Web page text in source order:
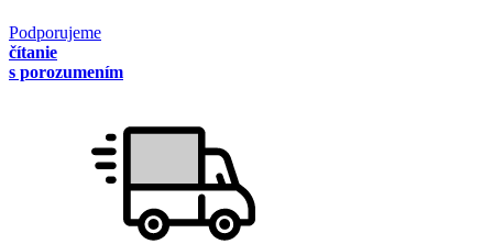
Podporujeme
čítanie
s porozumením